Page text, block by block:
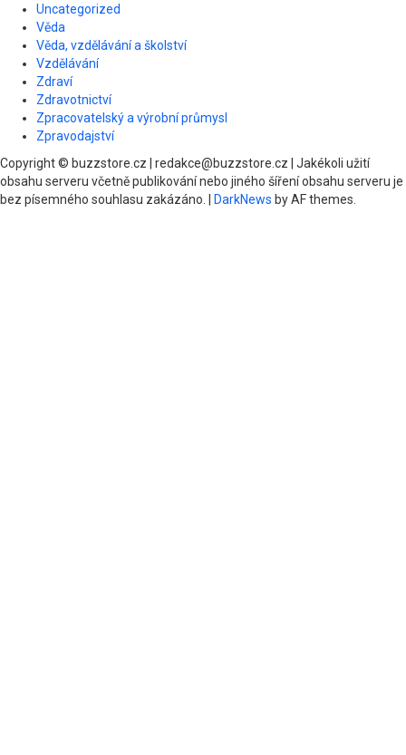
Uncategorized
Věda
Věda, vzdělávání a školství
Vzdělávání
Zdraví
Zdravotnictví
Zpracovatelský a výrobní průmysl
Zpravodajství
Copyright © buzzstore.cz | redakce@buzzstore.cz | Jakékoli užití
obsahu serveru včetně publikování nebo jiného šíření obsahu serveru je
bez písemného souhlasu zakázáno.
DarkNews by AF themes.